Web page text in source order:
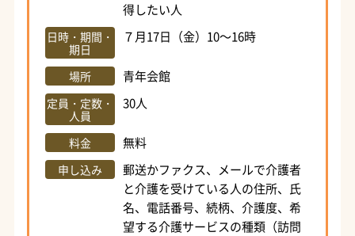
得したい人
日時・期間・
期日
７月17日（金）10～16時
場所 青年会館
定員・定数・
人員
30人
料金 無料
申し込み
郵送かファクス、メールで介護者
と介護を受けている人の住所、氏
名、電話番号、続柄、介護度、希
望する介護サービスの種類（訪問